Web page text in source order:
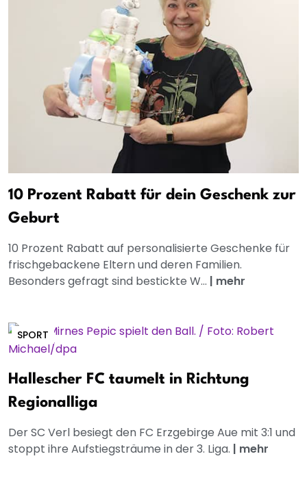
10 Prozent Rabatt für dein Geschenk zur
Geburt
10 Prozent Rabatt auf personalisierte Geschenke für
frischgebackene Eltern und deren Familien.
Besonders gefragt sind bestickte W... | mehr
SPORT
Hallescher FC taumelt in Richtung
Regionalliga
Der SC Verl besiegt den FC Erzgebirge Aue mit 3:1 und
stoppt ihre Aufstiegsträume in der 3. Liga. | mehr